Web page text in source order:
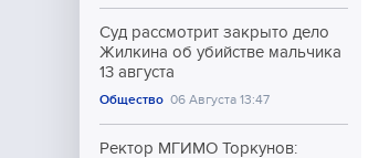
Культура
Суд рассмотрит закрыто дело
Жилкина об убийстве мальчика
13 августа
Общество 06 Августа 13:47
Ректор МГИМО Торкунов: